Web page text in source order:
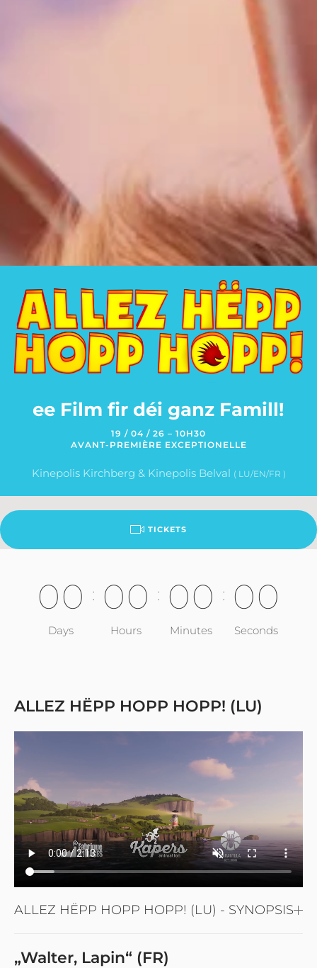
ee Film fir déi ganz Famill!
19 / 04 / 26 – 10H30
AVANT-PREMIÈRE EXCEPTIONELLE
Kinepolis Kirchberg & Kinepolis Belval ( LU/EN/FR )
TICKETS
00
Days
: 00
Hours
: 00
Minutes
: 00
Seconds
ALLEZ HËPP HOPP HOPP! (LU)
ALLEZ HËPP HOPP HOPP! (LU) - SYNOPSIS
„Walter, Lapin“ (FR)